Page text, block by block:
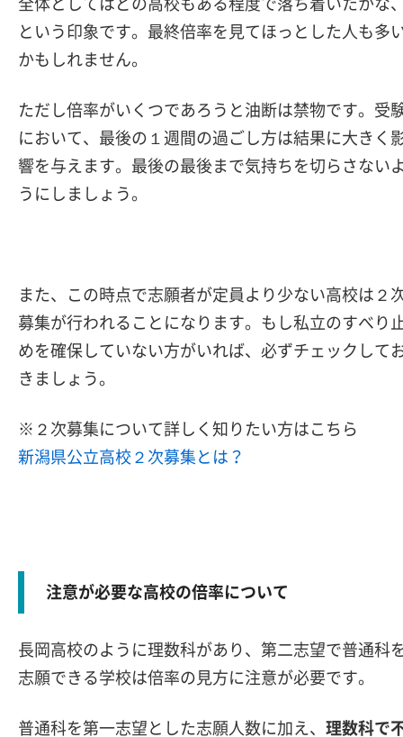
全体としてはどの高校もある程度で落ち着いたかな
という印象です。最終倍率を見てほっとした人も多
かもしれません。
ただし倍率がいくつであろうと油断は禁物です。受
において、最後の１週間の過ごし方は結果に大きく
響を与えます。最後の最後まで気持ちを切らさない
うにしましょう。
また、この時点で志願者が定員より少ない高校は２
募集が行われることになります。もし私立のすべり
めを確保していない方がいれば、必ずチェックして
きましょう。
※２次募集について詳しく知りたい方はこちら
新潟県公立高校２次募集とは？
注意が必要な高校の倍率について
長岡高校のように理数科があり、第二志望で普通科
志願できる学校は倍率の見方に注意が必要です。
普通科を第一志望とした志願人数に加え、 理数科で